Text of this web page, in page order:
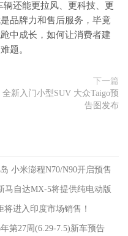
还能更拉风、更科技、更
品牌力和售后服务，毕竟
中成长，如何让消费者建
题。
下一篇
全新入门小型SUV 大众Taigo预
告图发布
小米澎程N70/N90开启预售
马自达MX-5将提供纯电动版
进入印度市场销售！
第27周(6.29-7.5)新车预告